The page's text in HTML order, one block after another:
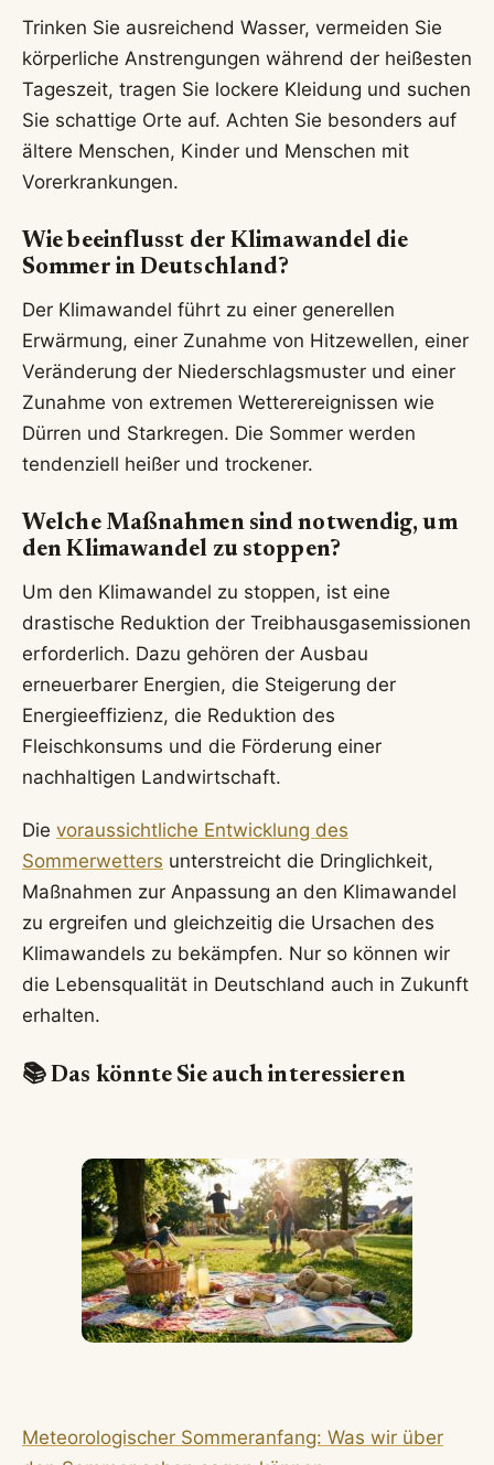
Trinken Sie ausreichend Wasser, vermeiden Sie
körperliche Anstrengungen während der heißesten
Tageszeit, tragen Sie lockere Kleidung und suchen
Sie schattige Orte auf. Achten Sie besonders auf
ältere Menschen, Kinder und Menschen mit
Vorerkrankungen.
Wie beeinflusst der Klimawandel die
Sommer in Deutschland?
Der Klimawandel führt zu einer generellen
Erwärmung, einer Zunahme von Hitzewellen, einer
Veränderung der Niederschlagsmuster und einer
Zunahme von extremen Wetterereignissen wie
Dürren und Starkregen. Die Sommer werden
tendenziell heißer und trockener.
Welche Maßnahmen sind notwendig, um
den Klimawandel zu stoppen?
Um den Klimawandel zu stoppen, ist eine
drastische Reduktion der Treibhausgasemissionen
erforderlich. Dazu gehören der Ausbau
erneuerbarer Energien, die Steigerung der
Energieeffizienz, die Reduktion des
Fleischkonsums und die Förderung einer
nachhaltigen Landwirtschaft.
Die voraussichtliche Entwicklung des
Sommerwetters unterstreicht die Dringlichkeit,
Maßnahmen zur Anpassung an den Klimawandel
zu ergreifen und gleichzeitig die Ursachen des
Klimawandels zu bekämpfen. Nur so können wir
die Lebensqualität in Deutschland auch in Zukunft
erhalten.
📚 Das könnte Sie auch interessieren
Meteorologischer Sommeranfang: Was wir über